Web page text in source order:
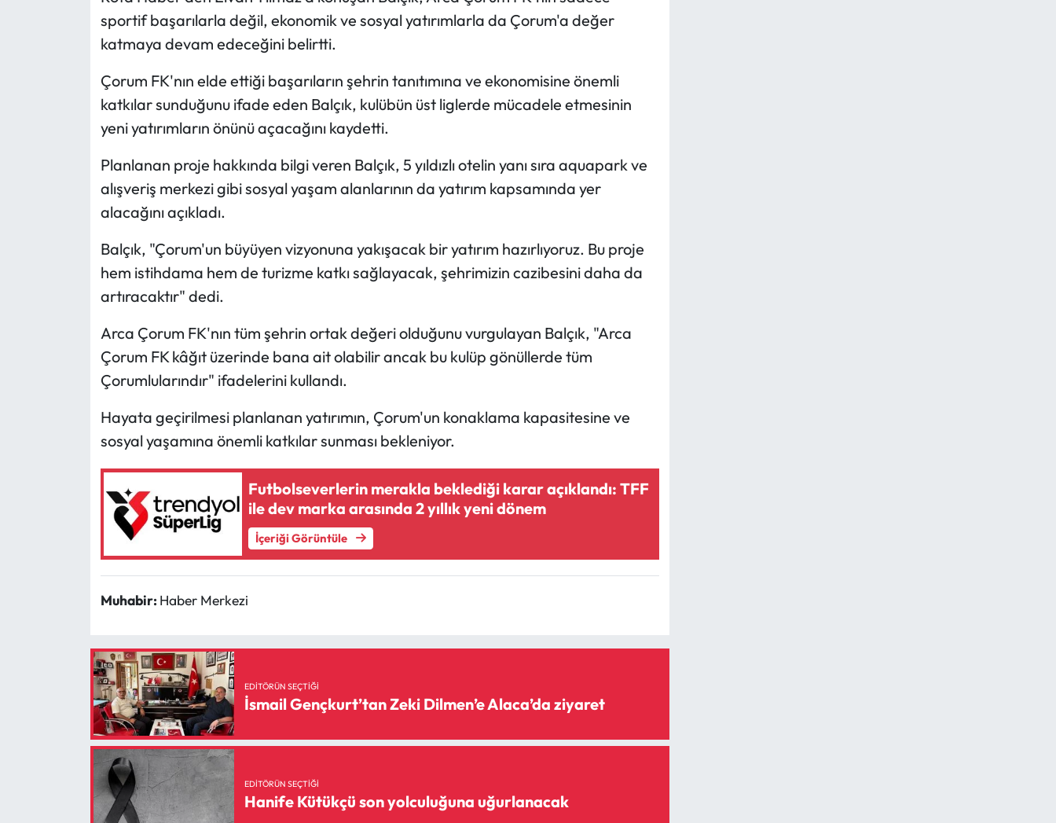
sportif başarılarla değil, ekonomik ve sosyal yatırımlarla da Çorum'a değer
katmaya devam edeceğini belirtti.
Çorum FK'nın elde ettiği başarıların şehrin tanıtımına ve ekonomisine önemli
katkılar sunduğunu ifade eden Balçık, kulübün üst liglerde mücadele etmesinin
yeni yatırımların önünü açacağını kaydetti.
Planlanan proje hakkında bilgi veren Balçık, 5 yıldızlı otelin yanı sıra aquapark ve
alışveriş merkezi gibi sosyal yaşam alanlarının da yatırım kapsamında yer
alacağını açıkladı.
Balçık, "Çorum'un büyüyen vizyonuna yakışacak bir yatırım hazırlıyoruz. Bu proje
hem istihdama hem de turizme katkı sağlayacak, şehrimizin cazibesini daha da
artıracaktır" dedi.
Arca Çorum FK'nın tüm şehrin ortak değeri olduğunu vurgulayan Balçık, "Arca
Çorum FK kâğıt üzerinde bana ait olabilir ancak bu kulüp gönüllerde tüm
Çorumlularındır" ifadelerini kullandı.
Hayata geçirilmesi planlanan yatırımın, Çorum'un konaklama kapasitesine ve
sosyal yaşamına önemli katkılar sunması bekleniyor.
Futbolseverlerin merakla beklediği karar açıklandı: TFF
ile dev marka arasında 2 yıllık yeni dönem
İçeriği Görüntüle
Muhabir: Haber Merkezi
EDITÖRÜN SEÇTIĞI
İsmail Gençkurt’tan Zeki Dilmen’e Alaca’da ziyaret
EDITÖRÜN SEÇTIĞI
Hanife Kütükçü son yolculuğuna uğurlanacak
Mecitözü Haberleri
Oğuzlar Haberleri
Osmancık Haberleri
Otomotiv
Resmi Reklam
Sungurlu Haberleri
Uğurludağ Haberleri
Yayla Haber
Yerel Haberler